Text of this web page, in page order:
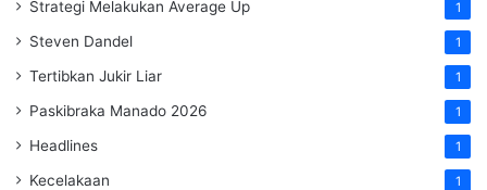
Strategi Melakukan Average Up 1
Steven Dandel 1
Tertibkan Jukir Liar 1
Paskibraka Manado 2026 1
Headlines 1
Kecelakaan 1